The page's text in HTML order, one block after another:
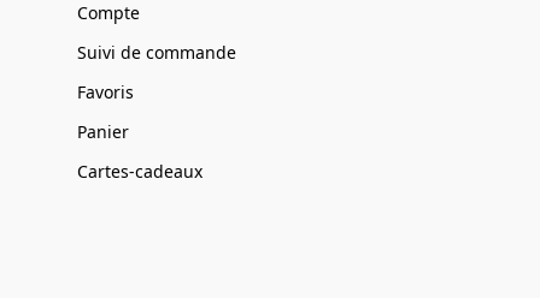
Compte
Suivi de commande
Favoris
Panier
Cartes-cadeaux